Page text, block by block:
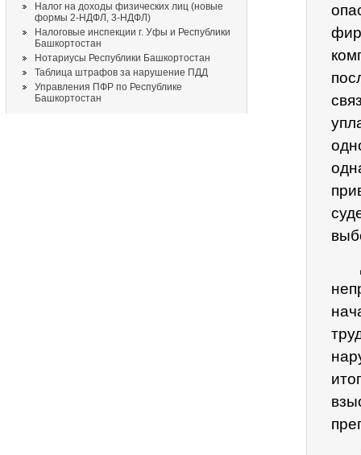
Налог на доходы физических лиц (новые
формы 2-НДФЛ, 3-НДФЛ)
Налоговые инспекции г. Уфы и Республики
Башкортостан
Нотариусы Республики Башкортостан
Таблица штрафов за нарушение ПДД
Управления ПФР по Республике
Башкортостан